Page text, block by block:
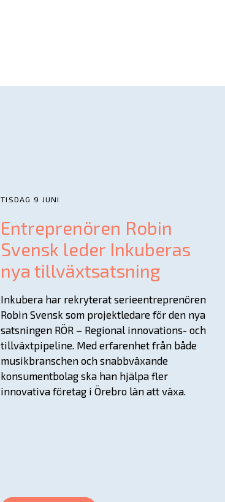
TISDAG 9 JUNI
Entreprenören Robin
Svensk leder Inkuberas
nya tillväxtsatsning
Inkubera har rekryterat serieentreprenören
Robin Svensk som projektledare för den nya
satsningen RÖR – Regional innovations- och
tillväxtpipeline. Med erfarenhet från både
musikbranschen och snabbväxande
konsumentbolag ska han hjälpa fler
innovativa företag i Örebro län att växa.